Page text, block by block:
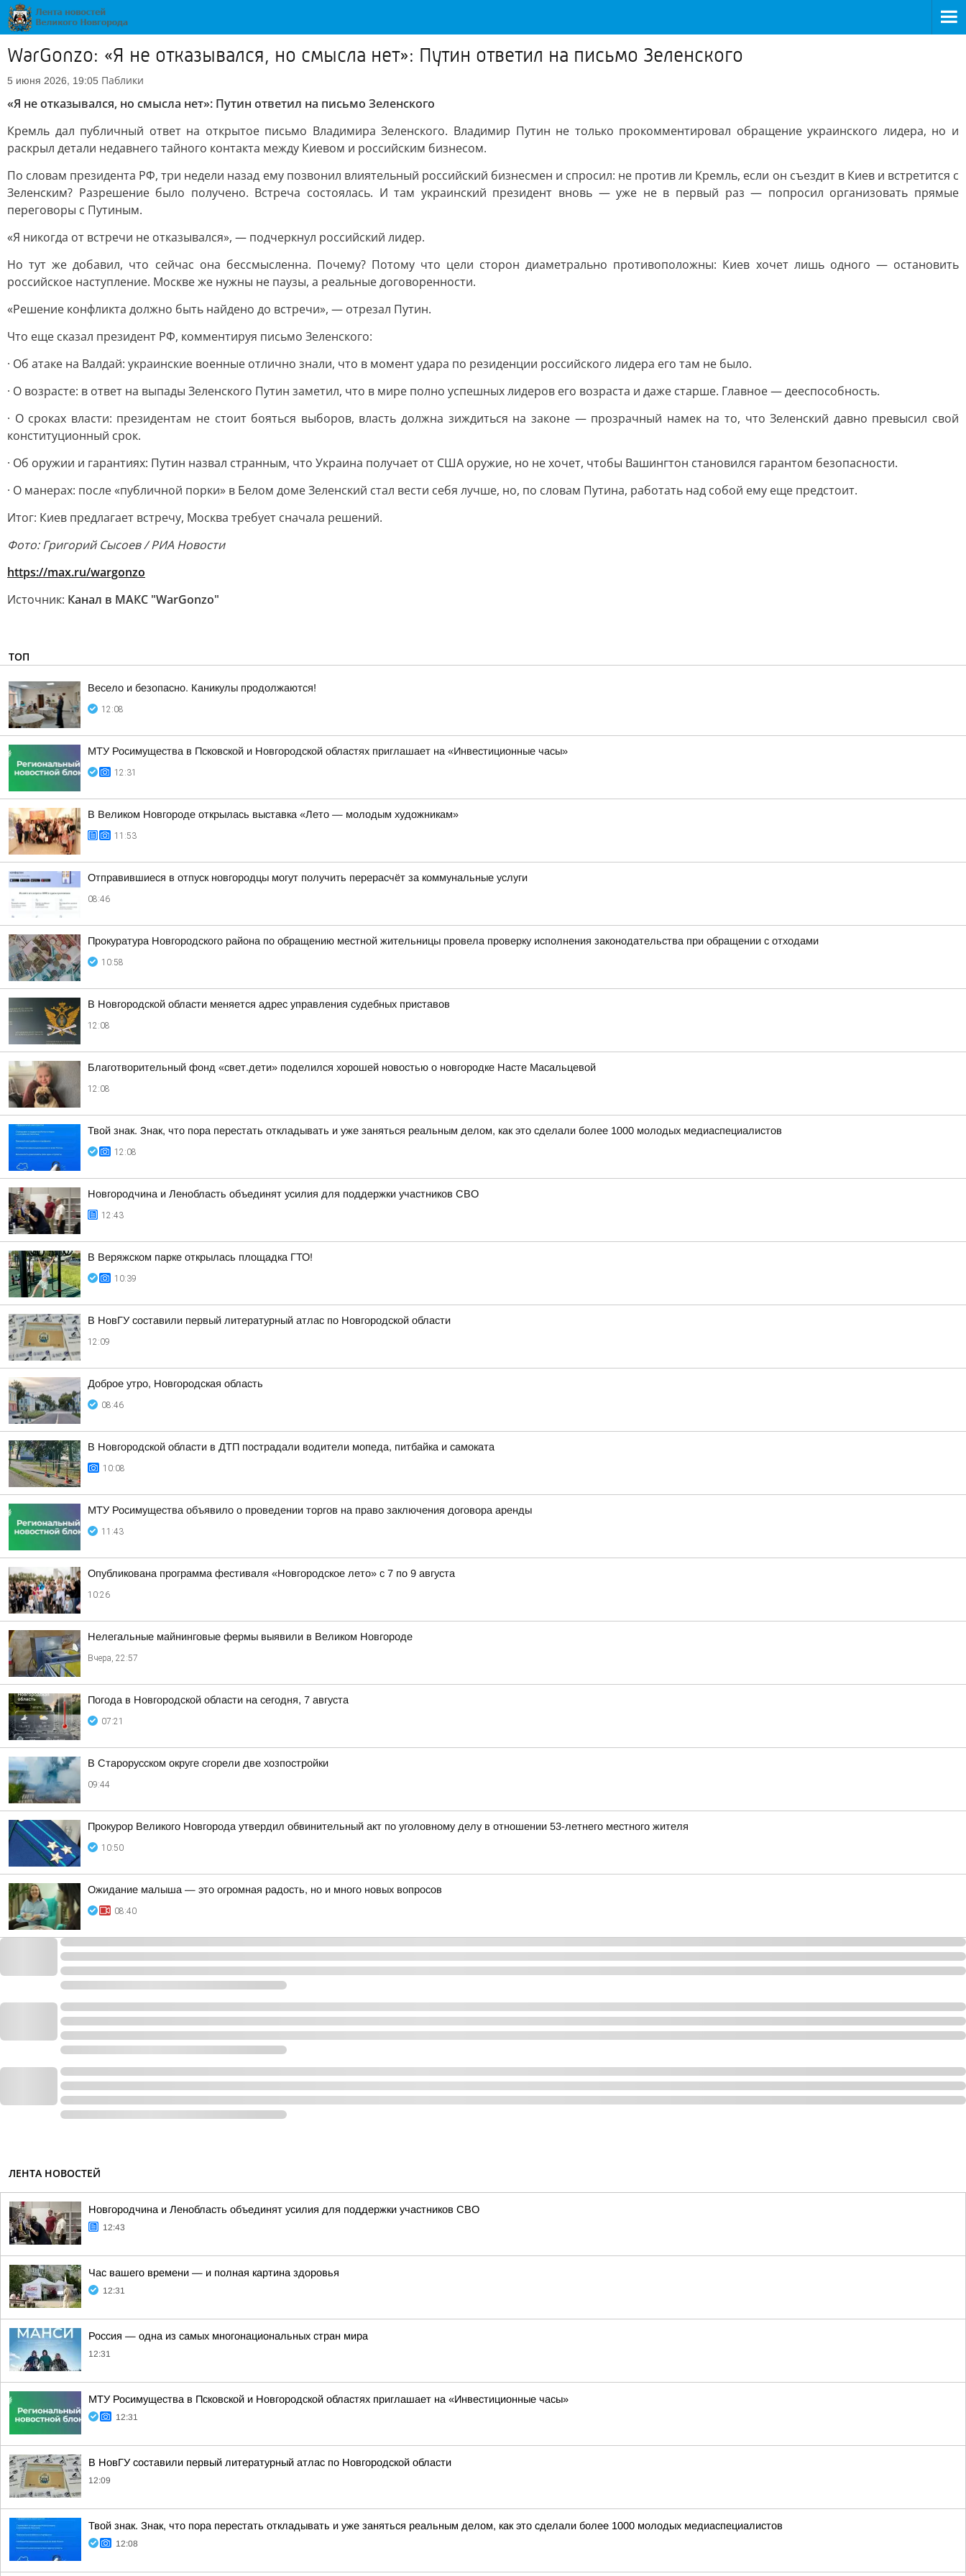
WarGonzo: «Я не отказывался, но смысла нет»: Путин ответил на письмо Зеленского
5 июня 2026, 19:05 Паблики
«Я не отказывался, но смысла нет»: Путин ответил на письмо Зеленского
Кремль дал публичный ответ на открытое письмо Владимира Зеленского. Владимир Путин не только прокомментировал обращение украинского лидера, но и
раскрыл детали недавнего тайного контакта между Киевом и российским бизнесом.
По словам президента РФ, три недели назад ему позвонил влиятельный российский бизнесмен и спросил: не против ли Кремль, если он съездит в Киев и встретится с
Зеленским? Разрешение было получено. Встреча состоялась. И там украинский президент вновь — уже не в первый раз — попросил организовать прямые
переговоры с Путиным.
«Я никогда от встречи не отказывался», — подчеркнул российский лидер.
Но тут же добавил, что сейчас она бессмысленна. Почему? Потому что цели сторон диаметрально противоположны: Киев хочет лишь одного — остановить
российское наступление. Москве же нужны не паузы, а реальные договоренности.
«Решение конфликта должно быть найдено до встречи», — отрезал Путин.
Что еще сказал президент РФ, комментируя письмо Зеленского:
· Об атаке на Валдай: украинские военные отлично знали, что в момент удара по резиденции российского лидера его там не было.
· О возрасте: в ответ на выпады Зеленского Путин заметил, что в мире полно успешных лидеров его возраста и даже старше. Главное — дееспособность.
· О сроках власти: президентам не стоит бояться выборов, власть должна зиждиться на законе — прозрачный намек на то, что Зеленский давно превысил свой
конституционный срок.
· Об оружии и гарантиях: Путин назвал странным, что Украина получает от США оружие, но не хочет, чтобы Вашингтон становился гарантом безопасности.
· О манерах: после «публичной порки» в Белом доме Зеленский стал вести себя лучше, но, по словам Путина, работать над собой ему еще предстоит.
Итог: Киев предлагает встречу, Москва требует сначала решений.
Фото: Григорий Сысоев / РИА Новости
https://max.ru/wargonzo
Источник: Канал в МАКС "WarGonzo"
ТОП
Весело и безопасно. Каникулы продолжаются!
12:08
МТУ Росимущества в Псковской и Новгородской областях приглашает на «Инвестиционные часы»
12:31
В Великом Новгороде открылась выставка «Лето — молодым художникам»
11:53
Отправившиеся в отпуск новгородцы могут получить перерасчёт за коммунальные услуги
08:46
Прокуратура Новгородского района по обращению местной жительницы провела проверку исполнения законодательства при обращении с отходами
10:58
В Новгородской области меняется адрес управления судебных приставов
12:08
Благотворительный фонд «свет.дети» поделился хорошей новостью о новгородке Насте Масальцевой
12:08
Твой знак. Знак, что пора перестать откладывать и уже заняться реальным делом, как это сделали более 1000 молодых медиаспециалистов
12:08
Новгородчина и Ленобласть объединят усилия для поддержки участников СВО
12:43
В Веряжском парке открылась площадка ГТО!
10:39
В НовГУ составили первый литературный атлас по Новгородской области
12:09
Доброе утро, Новгородская область
08:46
В Новгородской области в ДТП пострадали водители мопеда, питбайка и самоката
10:08
МТУ Росимущества объявило о проведении торгов на право заключения договора аренды
11:43
Опубликована программа фестиваля «Новгородское лето» с 7 по 9 августа
10:26
Нелегальные майнинговые фермы выявили в Великом Новгороде
Вчера, 22:57
Погода в Новгородской области на сегодня, 7 августа
07:21
В Старорусском округе сгорели две хозпостройки
09:44
Прокурор Великого Новгорода утвердил обвинительный акт по уголовному делу в отношении 53-летнего местного жителя
10:50
Ожидание малыша — это огромная радость, но и много новых вопросов
08:40
ЛЕНТА НОВОСТЕЙ
Новгородчина и Ленобласть объединят усилия для поддержки участников СВО
12:43
Час вашего времени — и полная картина здоровья
12:31
Россия — одна из самых многонациональных стран мира
12:31
МТУ Росимущества в Псковской и Новгородской областях приглашает на «Инвестиционные часы»
12:31
В НовГУ составили первый литературный атлас по Новгородской области
12:09
Твой знак. Знак, что пора перестать откладывать и уже заняться реальным делом, как это сделали более 1000 молодых медиаспециалистов
12:08